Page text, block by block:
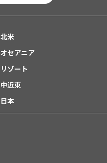
北米
オセアニア
リゾート
中近東
日本